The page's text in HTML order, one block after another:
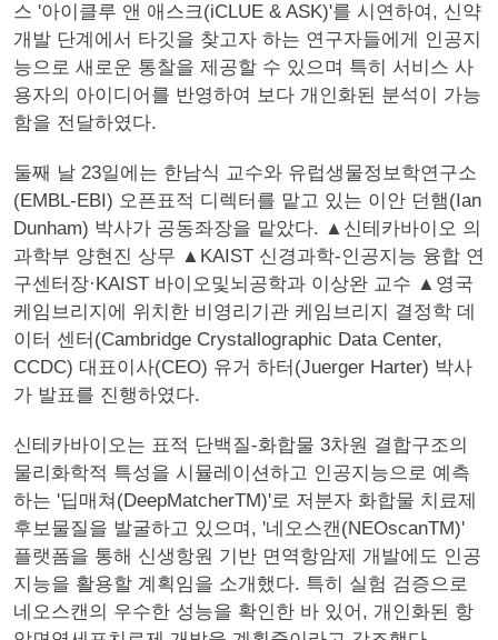
스 '아이클루 앤 애스크(iCLUE & ASK)'를 시연하여, 신약
개발 단계에서 타깃을 찾고자 하는 연구자들에게 인공지
능으로 새로운 통찰을 제공할 수 있으며 특히 서비스 사
용자의 아이디어를 반영하여 보다 개인화된 분석이 가능
함을 전달하였다.
둘째 날 23일에는 한남식 교수와 유럽생물정보학연구소
(EMBL-EBI) 오픈표적 디렉터를 맡고 있는 이안 던햄(Ian
Dunham) 박사가 공동좌장을 맡았다. ▲신테카바이오 의
과학부 양현진 상무 ▲KAIST 신경과학-인공지능 융합 연
구센터장·KAIST 바이오및뇌공학과 이상완 교수 ▲영국
케임브리지에 위치한 비영리기관 케임브리지 결정학 데
이터 센터(Cambridge Crystallographic Data Center,
CCDC) 대표이사(CEO) 유거 하터(Juerger Harter) 박사
가 발표를 진행하였다.
신테카바이오는 표적 단백질-화합물 3차원 결합구조의
물리화학적 특성을 시뮬레이션하고 인공지능으로 예측
하는 '딥매쳐(DeepMatcherTM)'로 저분자 화합물 치료제
후보물질을 발굴하고 있으며, '네오스캔(NEOscanTM)'
플랫폼을 통해 신생항원 기반 면역항암제 개발에도 인공
지능을 활용할 계획임을 소개했다. 특히 실험 검증으로
네오스캔의 우수한 성능을 확인한 바 있어, 개인화된 항